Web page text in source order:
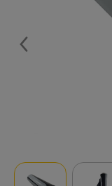
Poprzedni